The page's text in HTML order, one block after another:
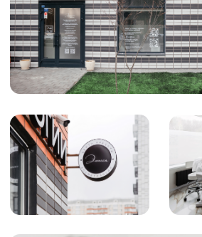
Чтобы записаться на приём или